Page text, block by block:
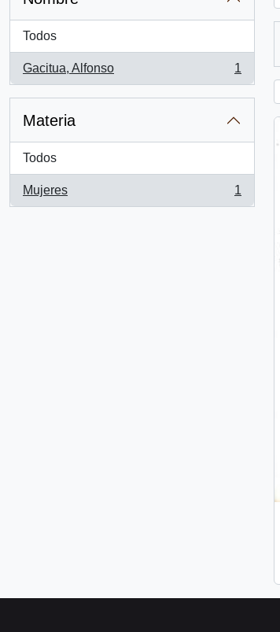
Todos
Gacitua, Alfonso
, 1 resultados
1
Materia
Todos
Mujeres
, 1 resultados
1